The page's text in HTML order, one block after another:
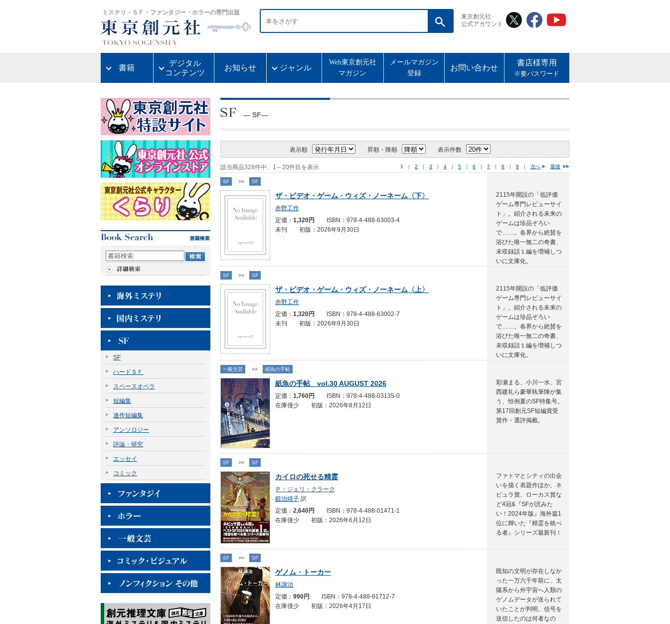
ミステリ・ＳＦ・ファンタジー・ホラーの専門出版
東京創元社
公式アカウント
書籍
デジタル
コンテンツ
お知らせ ジャンル
Web東京創元社
マガジン
メールマガジン
登録
お問い合わせ
書店様専用
※要パスワード
SF
ハードＳＦ
スペースオペラ
短編集
連作短編集
アンソロジー
評論・研究
エッセイ
コミック
― SF―
表示順 昇順・降順 表示件数
該当商品328件中、1～20件目を表示 1 | 2 | 3 | 4 | 5 | 6 | 7 | 8 | 9 | 次へ 最後
SF >> SF
ザ・ビデオ・ゲーム・ウィズ・ノーネーム〈下〉
赤野工作
定価： 1,320円
ISBN：978-4-488-63003-4
未刊 初版：2026年9月30日
2115年開設の「低評価
ゲーム専門レビューサイ
ト」。紹介される未来の
ゲームは珍品ぞろい
で……。各界から絶賛を
浴びた唯一無二の奇書、
未収録話１編を増補しつ
いに文庫化。
SF >> SF
ザ・ビデオ・ゲーム・ウィズ・ノーネーム〈上〉
赤野工作
定価： 1,320円
ISBN：978-4-488-63002-7
未刊 初版：2026年9月30日
2115年開設の「低評価
ゲーム専門レビューサイ
ト」。紹介される未来の
ゲームは珍品ぞろい
で……。各界から絶賛を
浴びた唯一無二の奇書、
未収録話１編を増補しつ
いに文庫化。
一般文芸 >> 紙魚の手帖
紙魚の手帖 vol.30 AUGUST 2026
定価： 1,760円
ISBN：978-4-488-03135-0
在庫僅少 初版：2026年8月12日
彩瀬まる、小川一水、宮
西建礼ら豪華執筆陣が集
う、恒例夏のSF特集号。
第17回創元SF短編賞受
賞作・選評掲載。
SF >> SF
カイロの死せる精霊
Ｐ・ジェリ・クラーク
鍛治靖子 訳
定価： 2,640円
ISBN：978-4-488-01471-1
在庫僅少 初版：2026年6月12日
ファトマとシティの出会
いを描く表題作ほか、ネ
ビュラ賞、ローカス賞な
ど4冠&『SFが読みた
い！2024年版』海外篇1
位に輝いた『精霊を統べ
る者』シリーズ最新刊！
SF >> SF
ゲノム・トーカー
林譲治
定価： 990円
ISBN：978-4-488-61712-7
在庫僅少 初版：2026年4月17日
既知の文明が存在しなか
った一万六千年前に、太
陽系から外宇宙へ人類の
ゲノムデータが送られて
いたことが判明。信号を
送信したのは何者なの